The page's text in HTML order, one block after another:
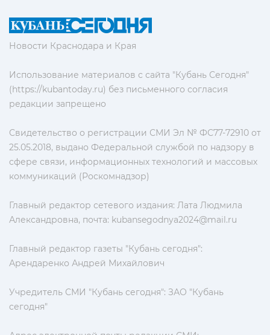
Новости Краснодара и Края
Использование материалов с сайта "Кубань Сегодня"
(https://kubantoday.ru) без письменного согласия
редакции запрещено
Свидетельство о регистрации СМИ Эл № ФС77-72910 от
25.05.2018, выдано Федеральной службой по надзору в
сфере связи, информационных технологий и массовых
коммуникаций (Роскомнадзор)
Главный редактор сетевого издания: Лата Людмила
Александровна, почта: kubansegodnya2024@mail.ru
Главный редактор газеты "Кубань сегодня":
Арендаренко Андрей Михайлович
Учредитель СМИ "Кубань сегодня": ЗАО "Кубань
сегодня"